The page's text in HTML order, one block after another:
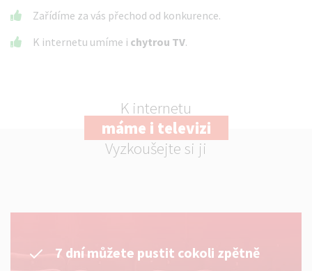
Zařídíme za vás přechod od konkurence.
K internetu umíme i chytrou TV.
K internetu
máme i televizi
Vyzkoušejte si ji
7 dní můžete pustit cokoli zpětně